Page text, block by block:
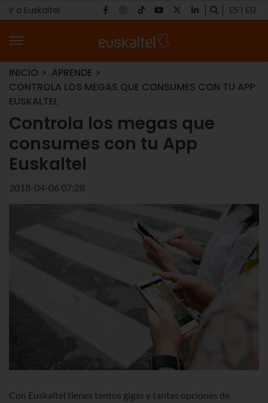
Ir a Euskaltel ES EU
INICIO
APRENDE
CONTROLA LOS MEGAS QUE CONSUMES CON TU APP
EUSKALTEL
Controla los megas que
consumes con tu App
Euskaltel
2018-04-06 07:28
Con Euskaltel tienes tantos gigas y tantas opciones de